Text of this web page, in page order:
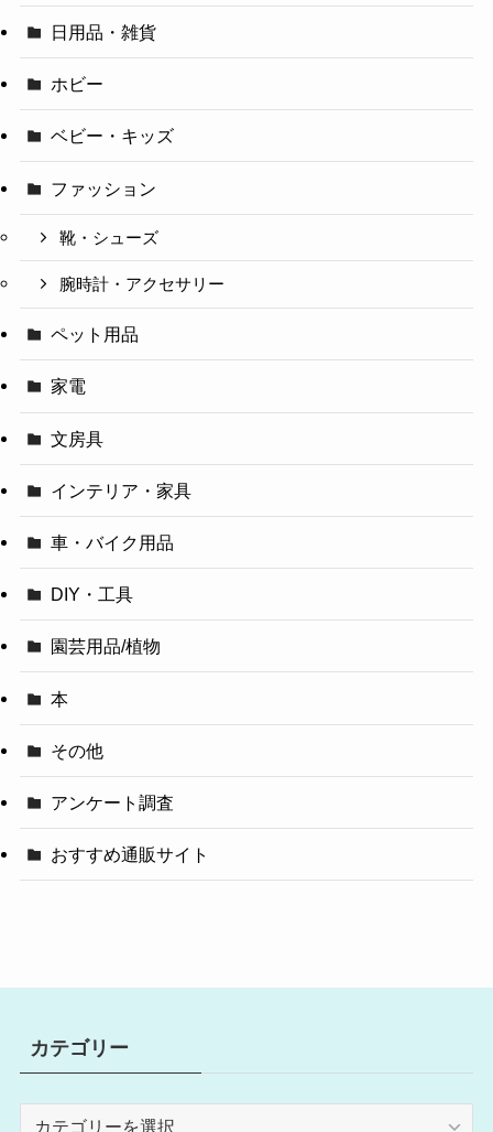
日用品・雑貨
ホビー
ベビー・キッズ
ファッション
靴・シューズ
腕時計・アクセサリー
ペット用品
家電
文房具
インテリア・家具
車・バイク用品
DIY・工具
園芸用品/植物
本
その他
アンケート調査
おすすめ通販サイト
カテゴリー